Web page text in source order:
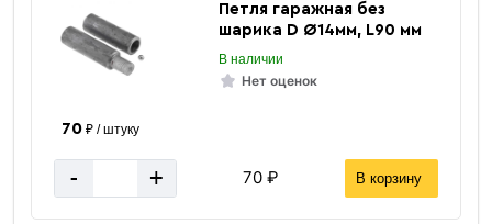
Петля гаражная без
шарика D Ø14мм, L90 мм
В наличии
Нет оценок
70₽ / штуку
- + 70 ₽ В корзину